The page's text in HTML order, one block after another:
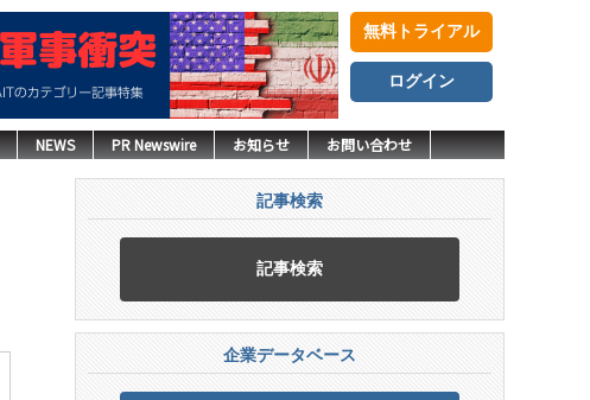
無料トライアル
ログイン
NEWS PR Newswire お知らせ お問い合わせ
記事検索
記事検索
企業データベース